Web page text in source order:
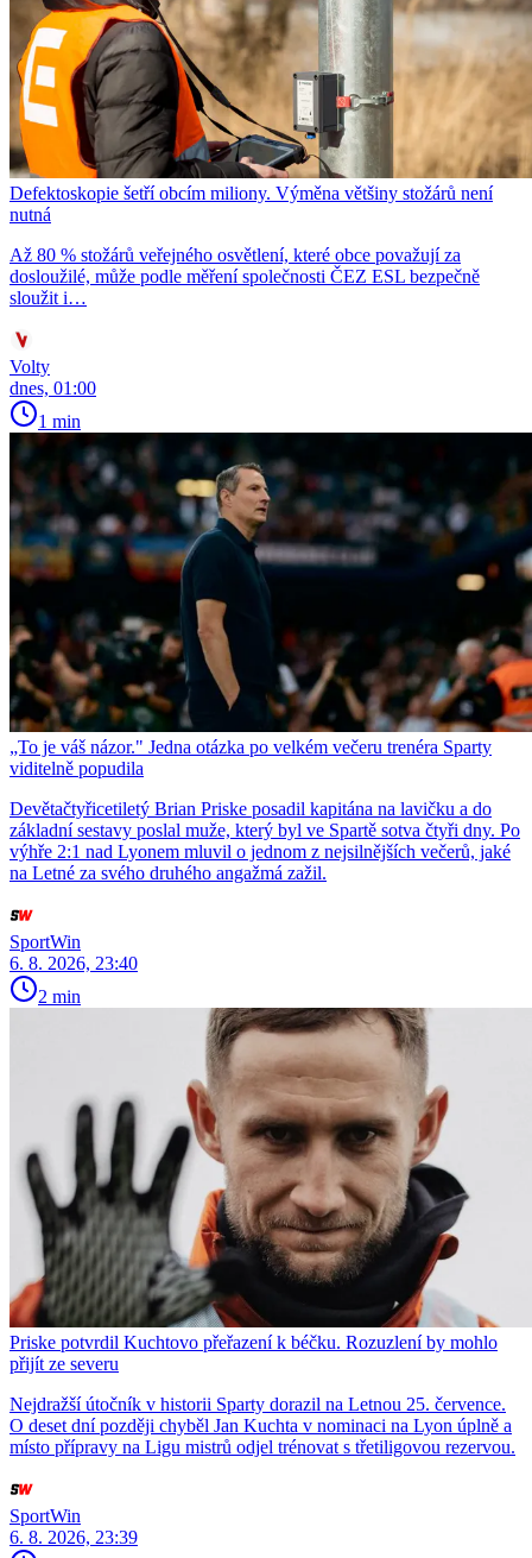
Defektoskopie šetří obcím miliony. Výměna většiny stožárů není
nutná
Až 80 % stožárů veřejného osvětlení, které obce považují za
dosloužilé, může podle měření společnosti ČEZ ESL bezpečně
sloužit i…
Volty
dnes, 01:00
1 min
„To je váš názor." Jedna otázka po velkém večeru trenéra Sparty
viditelně popudila
Devětačtyřicetiletý Brian Priske posadil kapitána na lavičku a do
základní sestavy poslal muže, který byl ve Spartě sotva čtyři dny. Po
výhře 2:1 nad Lyonem mluvil o jednom z nejsilnějších večerů, jaké
na Letné za svého druhého angažmá zažil.
SportWin
6. 8. 2026, 23:40
2 min
Priske potvrdil Kuchtovo přeřazení k béčku. Rozuzlení by mohlo
přijít ze severu
Nejdražší útočník v historii Sparty dorazil na Letnou 25. července.
O deset dní později chyběl Jan Kuchta v nominaci na Lyon úplně a
místo přípravy na Ligu mistrů odjel trénovat s třetiligovou rezervou.
SportWin
6. 8. 2026, 23:39